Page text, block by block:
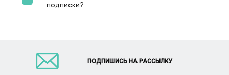
подписки?
ПОДПИШИСЬ НА РАССЫЛКУ